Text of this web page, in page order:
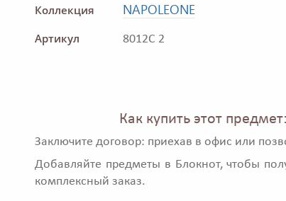
Коллекция NAPOLEONE
Артикул 8012C 2
Как купить этот предмет:
Заключите договор: приехав в офис или
Добавляйте предметы в Блокнот, чтобы
комплексный заказ.